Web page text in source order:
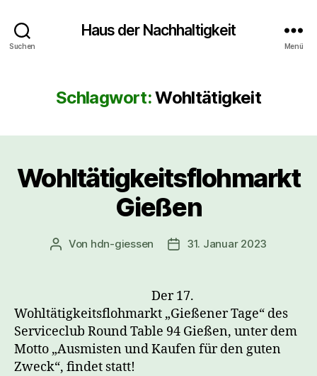
Suchen
Haus der Nachhaltigkeit
Menü
Schlagwort:Wohltätigkeit
Wohltätigkeitsflohmarkt
Gießen
Beitragsautor
Von hdn-giessen Veröffentlichungsdatum
31. Januar 2023
Der 17.
Wohltätigkeitsflohmarkt „Gießener Tage“ des
Serviceclub Round Table 94 Gießen, unter dem
Motto „Ausmisten und Kaufen für den guten
Zweck“, findet statt!